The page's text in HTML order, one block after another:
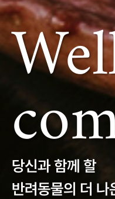
당신과 함께 할
반려동물의 더 나